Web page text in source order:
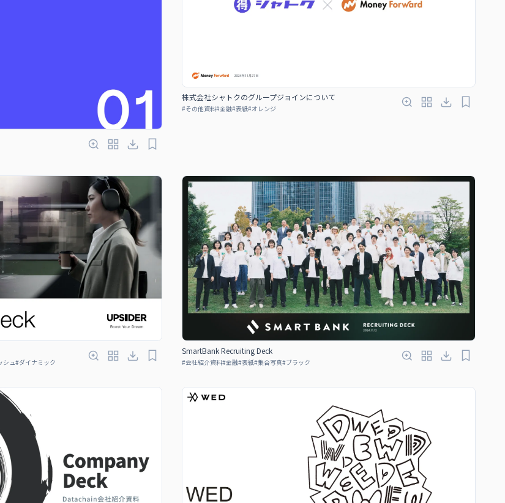
株式会社シャトクのグループジョインについて
#その他資料#金融#表紙#オレンジ
シュ#ダイナミック
SmartBank Recruiting Deck
#会社紹介資料#金融#表紙#集合写真#ブラック